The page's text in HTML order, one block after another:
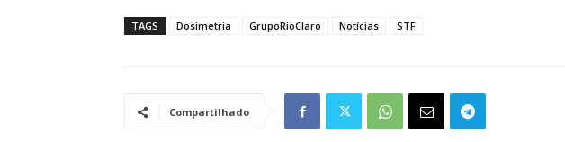
TAGS Dosimetria GrupoRioClaro Notícias STF
Compartilhado